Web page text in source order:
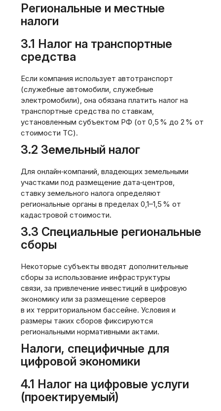
Региональные и местные
налоги
3.1 Налог на транспортные
средства
Если компания использует автотранспорт
(служебные автомобили, служебные
электромобили), она обязана платить налог на
транспортные средства по ставкам,
установленным субъектом РФ (от 0,5 % до 2 % от
стоимости ТС).
3.2 Земельный налог
Для онлайн‑компаний, владеющих земельными
участками под размещение дата‑центров,
ставку земельного налога определяют
региональные органы в пределах 0,1–1,5 % от
кадастровой стоимости.
3.3 Специальные региональные
сборы
Некоторые субъекты вводят дополнительные
сборы за использование инфраструктуры
связи, за привлечение инвестиций в цифровую
экономику или за размещение серверов
в их территориальном бассейне. Условия и
размеры таких сборов фиксируются
региональными нормативными актами.
Налоги, специфичные для
цифровой экономики
4.1 Налог на цифровые услуги
(проектируемый)